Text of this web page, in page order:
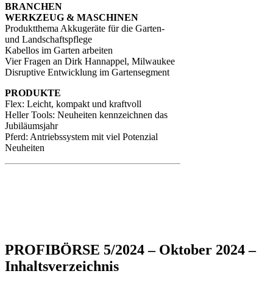
BRANCHEN
WERKZEUG & MASCHINEN
Produktthema Akkugeräte für die Garten-
und Landschaftspflege
Kabellos im Garten arbeiten
Vier Fragen an Dirk Hannappel, Milwaukee
Disruptive Entwicklung im Gartensegment
PRODUKTE
Flex: Leicht, kompakt und kraftvoll
Heller Tools: Neuheiten kennzeichnen das
Jubiläumsjahr
Pferd: Antriebssystem mit viel Potenzial
Neuheiten
PROFIBÖRSE 5/2024 – Oktober 2024 –
Inhaltsverzeichnis